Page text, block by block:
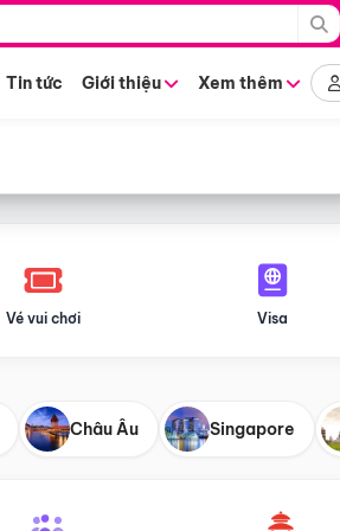
Tin tức Giới thiệu Xem thêm
Vé vui chơi Visa
Châu Âu Singapore